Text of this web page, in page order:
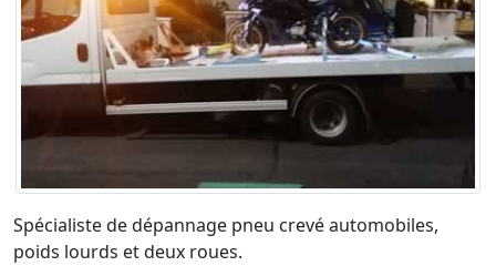
Spécialiste de dépannage pneu crevé automobiles,
poids lourds et deux roues.